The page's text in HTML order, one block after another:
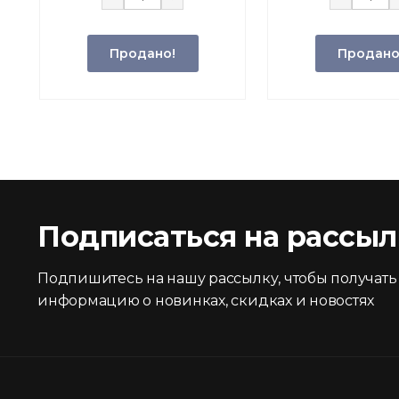
Продано!
Подписаться на
Подпишитесь на нашу рассылку, чтобы получать
информацию о новинках, скидках и новостях